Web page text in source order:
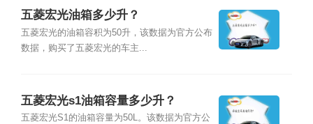
五菱宏光油箱多少升？
五菱宏光的油箱容积为50升，该数据为官方公布
数据，购买了五菱宏光的车主...
五菱宏光s1油箱容量多少升？
五菱宏光S1的油箱容量为50L。该数据为官方公